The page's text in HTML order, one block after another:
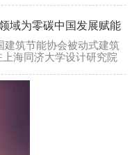
域为零碳中国发展赋能
筑节能协会被动式建筑
海同济大学设计研究院